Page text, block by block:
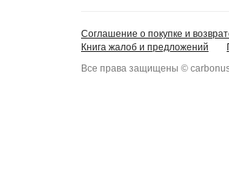
Соглашение о покупке и
Книга жалоб и предложений
Все права защищены ©